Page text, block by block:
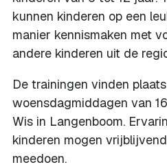
kunnen kinderen op een
manier kennismaken met
andere kinderen uit de
De trainingen vinden
woensdagmiddagen van
Wis in Langenboom.
kinderen mogen
meedoen.